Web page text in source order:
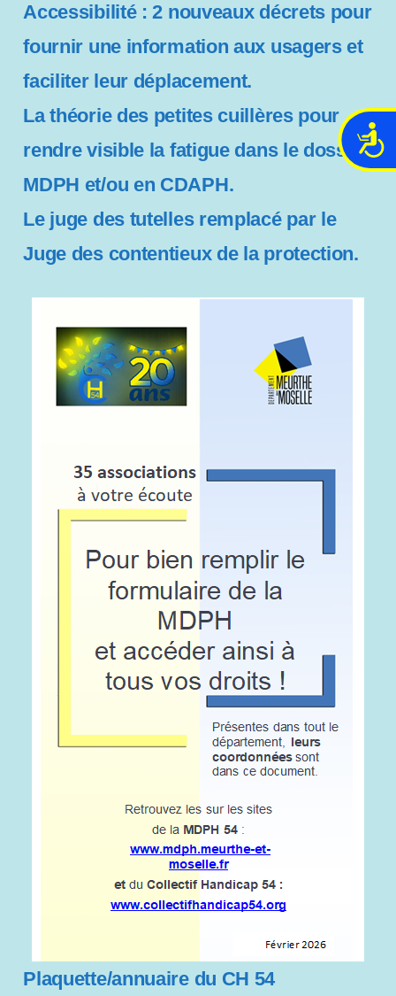
A
i
i
Accessibilité : 2 nouveaux décrets pour
fournir une information aux usagers et
faciliter leur déplacement.
La théorie des petites cuillères pour
rendre visible la fatigue dans le dossier
MDPH et/ou en CDAPH.
Le juge des tutelles remplacé par le
Juge des contentieux de la protection.
Plaquette/annuaire du CH 54